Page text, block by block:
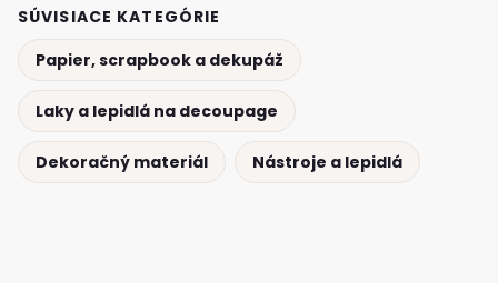
SÚVISIACE KATEGÓRIE
Papier, scrapbook a dekupáž
Laky a lepidlá na decoupage
Dekoračný materiál Nástroje a lepidlá